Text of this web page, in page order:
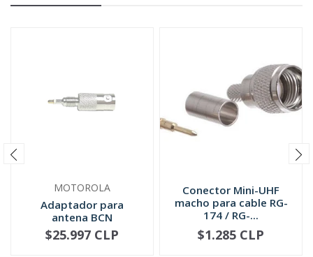
MOTOROLA
Adaptador para
antena BCN
5885705M02
NO DISPONIBLE
$25.997 CLP
Conector Mini-UHF
macho para cable RG-
174 / RG-...
+
$1.285 CLP